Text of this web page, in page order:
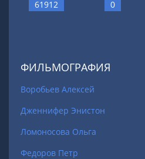
61912 0
ФИЛЬМОГРАФИЯ
Воробьев Алексей
Дженнифер Энистон
Ломоносова Ольга
Федоров Петр